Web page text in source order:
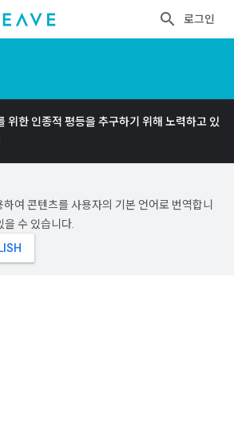
로그인
한 인종적 평등을 추구하기 위해 노력하고 있
여 콘텐츠를 사용자의 기본 언어로 번역합니
수 있습니다.